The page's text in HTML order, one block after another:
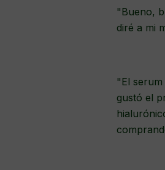
"Bueno,
diré a mi
"El
gustó el